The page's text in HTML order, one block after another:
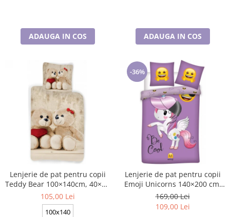
ADAUGA IN COS ADAUGA IN COS
Lenjerie de pat pentru copii
Teddy Bear 100×140cm, 40×45
cm BRM006430
105,00 Lei
100x140
-36%
Lenjerie de pat pentru copii
Emoji Unicorns 140×200 cm,
70×90 cm, Disney, 100%
bumbac
169,00 Lei
109,00 Lei